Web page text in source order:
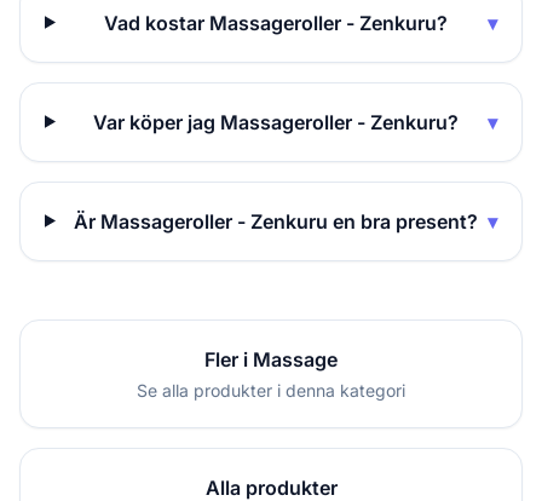
Vad kostar Massageroller - Zenkuru? ▾
Var köper jag Massageroller - Zenkuru? ▾
Är Massageroller - Zenkuru en bra present? ▾
Fler i Massage
Se alla produkter i denna kategori
Alla produkter